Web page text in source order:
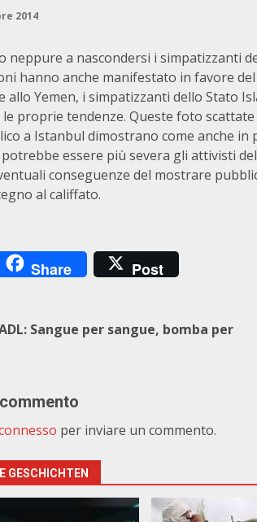
2014
neppure a nascondersi i simpatizzanti
hanno anche manifestato in favore
allo Yemen, i simpatizzanti dello Stato
proprie tendenze. Queste foto
a Istanbul dimostrano come anche in
essere più severa gli attivisti
conseguenze del mostrare
al califfato.
Share Post
Sangue per sangue, bomba per
per inviare un commento.
GESCHICHTEN